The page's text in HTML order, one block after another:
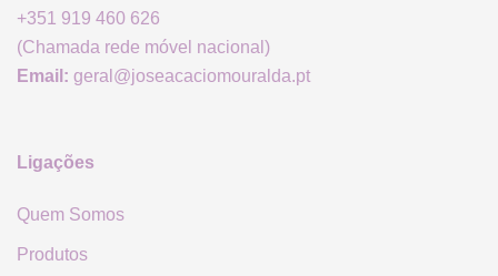
+351 919 460 626
(Chamada rede móvel nacional)
Email: geral@joseacaciomouralda.pt
Ligações
Quem Somos
Produtos